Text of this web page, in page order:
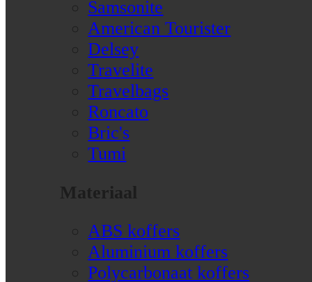
Samsonite
American Tourister
Delsey
Travelite
Travelbags
Roncato
Bric's
Tumi
Materiaal
ABS koffers
Aluminium koffers
Polycarbonaat koffers